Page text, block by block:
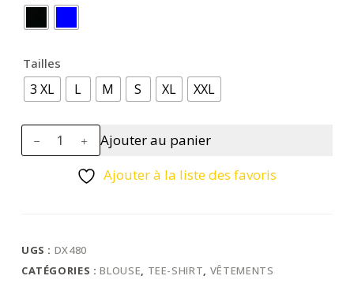
Tailles
3 XL L M S XL XXL
quantité
de
Zip
DX4
Ajouter au panier
Ajouter à la liste des favoris
UGS : DX480
CATÉGORIES :BLOUSE, TEE-SHIRT, VÊTEMENTS